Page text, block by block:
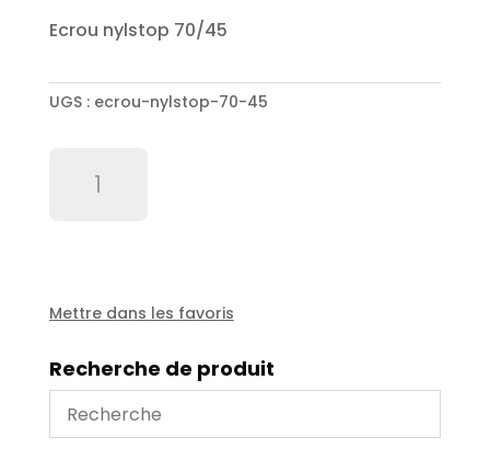
Ecrou nylstop 70/45
UGS : ecrou-nylstop-70-45
Mettre dans les favoris
Recherche de produit